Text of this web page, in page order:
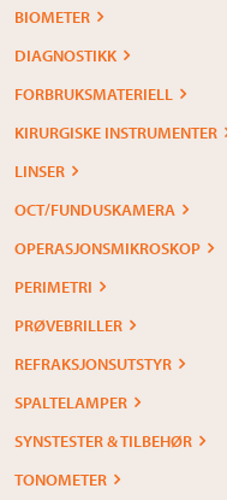
BIOMETER
DIAGNOSTIKK
FORBRUKSMATERIELL
KIRURGISKE INSTRUMENTER
LINSER
OCT/FUNDUSKAMERA
OPERASJONSMIKROSKOP
PERIMETRI
PRØVEBRILLER
REFRAKSJONSUTSTYR
SPALTELAMPER
SYNSTESTER & TILBEHØR
TONOMETER